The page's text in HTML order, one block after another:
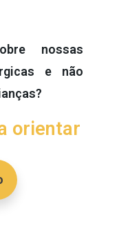
nossas
e não
orientar